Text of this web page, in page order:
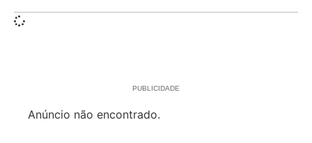
PUBLICIDADE
Anúncio não encontrado.